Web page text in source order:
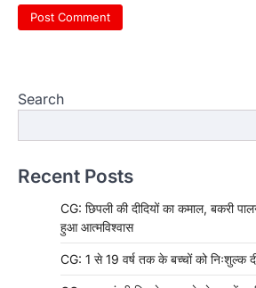
Search
Recent Posts
CG: छिपली की दीदियों का कमाल, बकरी
हुआ आत्मविश्वास
CG: 1 से 19 वर्ष तक के बच्चों को निःशुल्क